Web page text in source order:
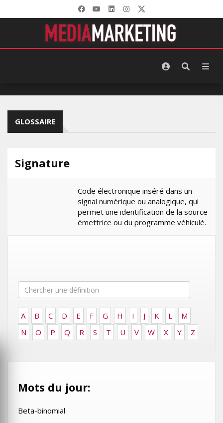
GLOSSAIRE
Signature
Code électronique inséré dans un
signal numérique ou analogique, qui
permet une identification de la source
émettrice ou du programme véhiculé.
A B C D E F G H I J K L
M
N
O P Q R S T U V W X Y Z
Mots du jour:
Beta-binomial